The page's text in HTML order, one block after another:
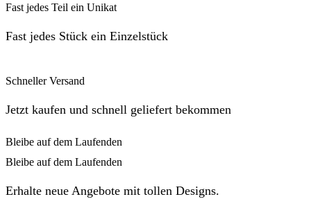
Fast jedes Teil ein Unikat
Fast jedes Stück ein Einzelstück
Schneller Versand
Jetzt kaufen und schnell geliefert bekommen
Bleibe auf dem Laufenden
Bleibe auf dem Laufenden
Erhalte neue Angebote mit tollen Designs.